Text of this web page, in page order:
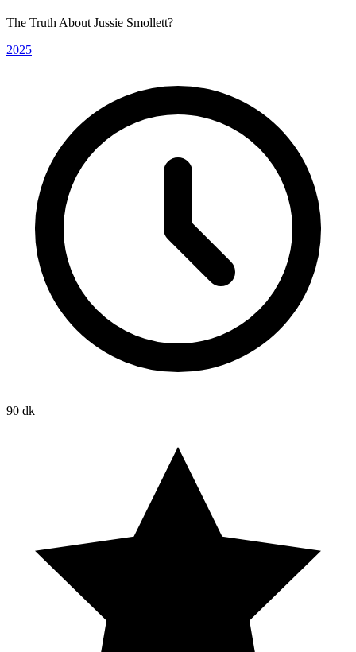
The Truth About Jussie Smollett?
2025
90 dk